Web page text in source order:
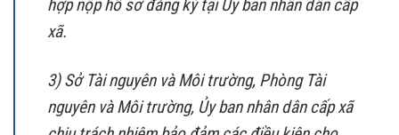
hợp nộp hồ sơ đăng ký tại Ủy ban nhân dân cấp
xã.
3) Sở Tài nguyên và Môi trường, Phòng Tài
nguyên và Môi trường, Ủy ban nhân dân cấp xã